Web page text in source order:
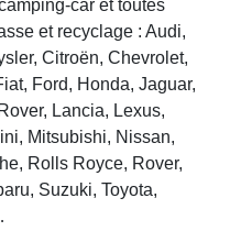
car et toutes
et recyclage : Audi,
Citroën, Chevrolet,
Ford, Honda, Jaguar,
Lancia, Lexus,
Mitsubishi, Nissan,
Rolls Royce, Rover,
Suzuki, Toyota,